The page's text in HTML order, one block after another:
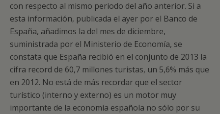
con respecto al mismo periodo del año anterior. Si a
esta información, publicada el ayer por el Banco de
España, añadimos la del mes de diciembre,
suministrada por el Ministerio de Economía, se
constata que España recibió en el conjunto de 2013 la
cifra record de 60,7 millones turistas, un 5,6% más que
en 2012. No está de más recordar que el sector
turístico (interno y externo) es un motor muy
importante de la economía española no sólo por su